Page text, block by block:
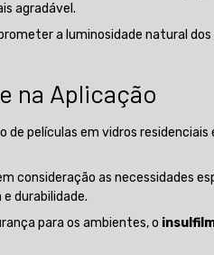
agradável.
a luminosidade natural
na Aplicação
de películas em vidros
consideração as necessidades
durabilidade.
para os ambientes, o